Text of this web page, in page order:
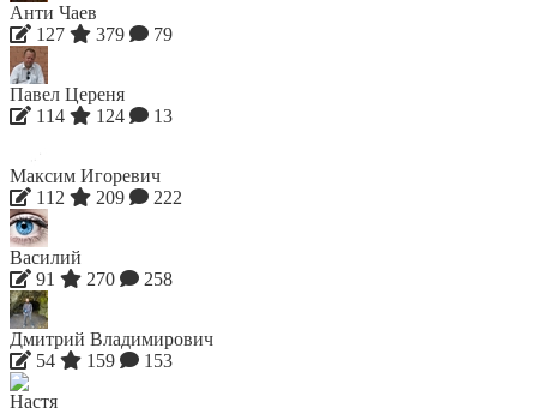
Анти Чаев
127
379 79
Павел Цереня
114
124 13
Максим Игоревич
112
209 222
Василий
91
270 258
Дмитрий Владимирович
54
159 153